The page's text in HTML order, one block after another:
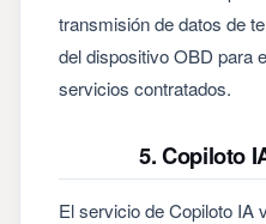
transmisión de datos de
del dispositivo OBD para
servicios contratados.
5. Copiloto
El servicio de Copiloto IA